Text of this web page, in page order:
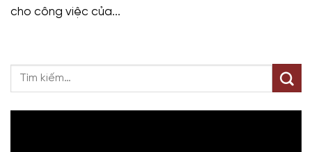
cho công việc của...